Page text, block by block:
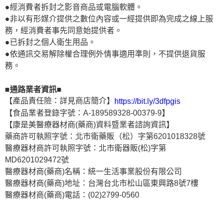
●經消費者拆封之影音商品或電腦軟體。
●非以有形媒介提供之數位內容或一經提供即為完成之線上服
務，經消費者事先同意始提供者。
●已拆封之個人衛生用品。
●依通訊交易解除權合理例外情事適用準則，不提供退貨服
務。
■通路業者資訊■
【產品責任險：詳見商店簡介】
https://bit.ly/3dfpgis
【食品業者登錄字號：A-189589328-00379-9】
【康是美醫療器材商(藥商)資料暨業者諮詢資訊】
藥商許可執照字號：北市衛藥販（松）字第6201018328號
醫療器材商許可執照字號：北市衛器販(松)字第
MD6201029472號
醫療器材商(藥商)名稱：統一生活事業股份有限公司
醫療器材商(藥商)地址：台灣台北市松山區東興路8號7樓
醫療器材商(藥商)電話：(02)2799-0560